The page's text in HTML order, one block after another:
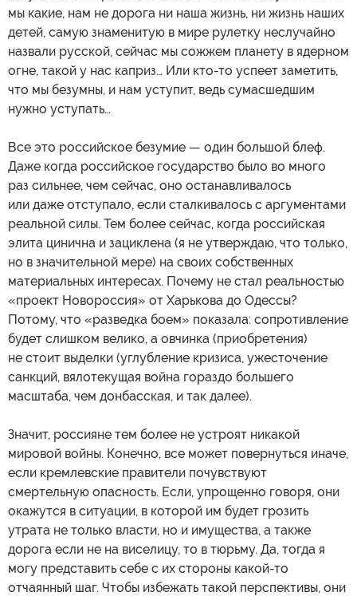
мы какие, нам не дорога ни наша жизнь, ни жизнь наших
детей, самую знаменитую в мире рулетку неслучайно
назвали русской, сейчас мы сожжем планету в ядерном
огне, такой у нас каприз… Или кто-то успеет заметить,
что мы безумны, и нам уступит, ведь сумасшедшим
нужно уступать…
Все это российское безумие — один большой блеф.
Даже когда российское государство было во много
раз сильнее, чем сейчас, оно останавливалось
или даже отступало, если сталкивалось с аргументами
реальной силы. Тем более сейчас, когда российская
элита цинична и зациклена (я не утверждаю, что только,
но в значительной мере) на своих собственных
материальных интересах. Почему не стал реальностью
«проект Новороссия» от Харькова до Одессы?
Потому, что «разведка боем» показала: сопротивление
будет слишком велико, а овчинка (приобретения)
не стоит выделки (углубление кризиса, ужесточение
санкций, вялотекущая война гораздо большего
масштаба, чем донбасская, и так далее).
Значит, россияне тем более не устроят никакой
мировой войны. Конечно, все может повернуться иначе,
если кремлевские правители почувствуют
смертельную опасность. Если, упрощенно говоря, они
окажутся в ситуации, в которой им будет грозить
утрата не только власти, но и имущества, а также
дорога если не на виселицу, то в тюрьму. Да, тогда я
могу представить себе с их стороны какой-то
отчаянный шаг. Чтобы избежать такой перспективы, они